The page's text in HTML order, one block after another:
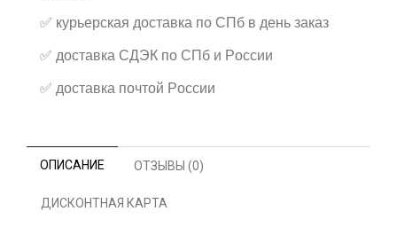
✅ курьерская доставка по СПб в день заказ
✅ доставка СДЭК по СПб и России
✅ доставка почтой России
ОПИСАНИЕ ОТЗЫВЫ (0)
ДИСКОНТНАЯ КАРТА